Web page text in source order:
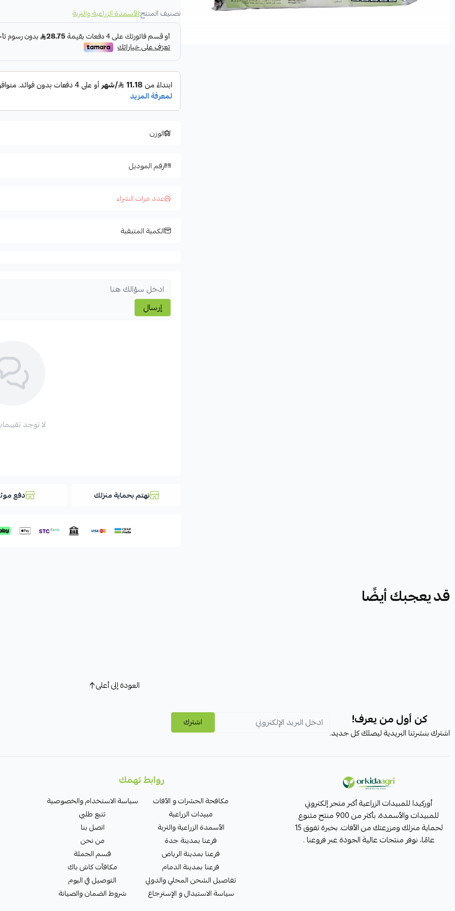
مطابق لمعايير الزراعة العضوية السعودية
تصنيف المنتج:الأسمدة الزراعية والتربة
الوزن
رقم الموديل
عدد مرات الشراء
الكمية المتبقية
إرسال
لا توجد
نهتم بحماية منزلك دفع
قد يعجبك أيضًا
العودة إلى أعلى
كن أول من يعرف!
اشترك بنشرتنا البريدية ليصلك كل جديد.
اشترك
أوركيدا للمبيدات الزراعية أكبر متجر إلكتروني
للمبيدات والأسمدة، بأكثر من 900 منتج متنوع
لحماية منزلك ومزرعتك من الآفات. بخبرة تفوق 15
عامًا، نوفر منتجات عالية الجودة عبر فروعنا .
روابط تهمك
مكافحة الحشرات و الآفات
مبيدات الزراعية
الأسمدة الزراعية والتربة
فرعنا بمدينة جدة
فرعنا بمدينة الرياض
فرعنا بمدينة الدمام
تفاصيل الشحن المحلي والدولي
سياسة الاستبدال و الإسترجاع
سياسة الاستخدام والخصوصية
تتبع طلبي
اتصل بنا
من نحن
قسم الجملة
مكافآت كاش باك
التوصيل في اليوم
شروط الضمان والصيانة